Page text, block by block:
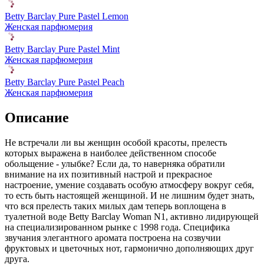
Betty Barclay Pure Pastel Lemon
Женская парфюмерия
Betty Barclay Pure Pastel Mint
Женская парфюмерия
Betty Barclay Pure Pastel Peach
Женская парфюмерия
Описание
Не встречали ли вы женщин особой красоты, прелесть
которых выражена в наиболее действенном способе
обольщение - улыбке? Если да, то наверняка обратили
внимание на их позитивный настрой и прекрасное
настроение, умение создавать особую атмосферу вокруг себя,
то есть быть настоящей женщиной. И не лишним будет знать,
что вся прелесть таких милых дам теперь воплощена в
туалетной воде Betty Barclay Woman N1, активно лидирующей
на специализированном рынке с 1998 года. Специфика
звучания элегантного аромата построена на созвучии
фруктовых и цветочных нот, гармонично дополняющих друг
друга.